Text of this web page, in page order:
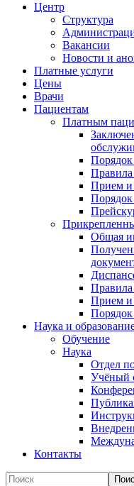
Центр
Структура
Вакансии
Новости и
Платные услуги
Цены
Врачи
Пациентам
Платным
Порядок
Правила
Прием и
Общая
Правила
Прием и
Наука и
Обучение
Наука
Отдел
Учёный
Контакты